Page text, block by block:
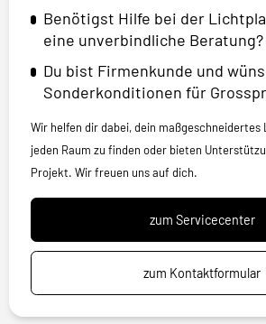
Benötigst Hilfe bei der
eine unverbindliche Beratung?
Du bist Firmenkunde und
Sonderkonditionen für
Wir helfen dir dabei, dein
jeden Raum zu finden oder bieten
Projekt. Wir freuen uns auf dich.
zum Servicecenter
zum Kontaktformular